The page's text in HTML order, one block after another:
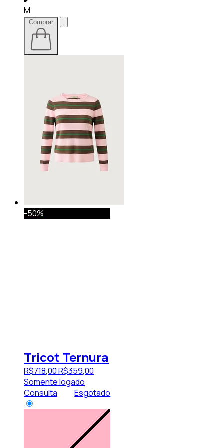
M
Comprar
-50%
Tricot Ternura
R$718,00R$359,00
Somente logado
Consulta
Esgotado